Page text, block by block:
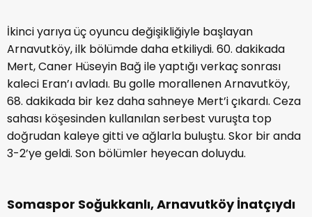
İkinci yarıya üç oyuncu değişikliğiyle başlayan
Arnavutköy, ilk bölümde daha etkiliydi. 60. dakikada
Mert, Caner Hüseyin Bağ ile yaptığı verkaç sonrası
kaleci Eran’ı avladı. Bu golle morallenen Arnavutköy,
68. dakikada bir kez daha sahneye Mert’i çıkardı. Ceza
sahası köşesinden kullanılan serbest vuruşta top
doğrudan kaleye gitti ve ağlarla buluştu. Skor bir anda
3-2’ye geldi. Son bölümler heyecan doluydu.
Somaspor Soğukkanlı, Arnavutköy İnatçıydı